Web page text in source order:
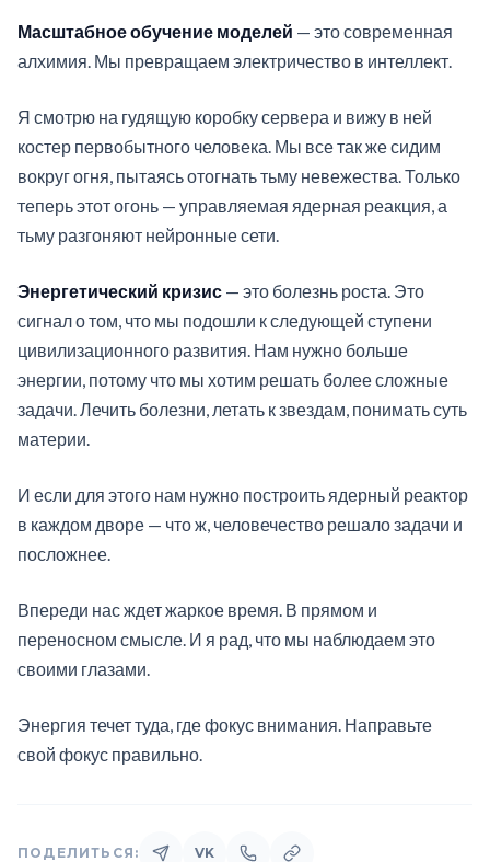
Масштабное обучение моделей — это современная
алхимия. Мы превращаем электричество в интеллект.
Я смотрю на гудящую коробку сервера и вижу в ней
костер первобытного человека. Мы все так же сидим
вокруг огня, пытаясь отогнать тьму невежества. Только
теперь этот огонь — управляемая ядерная реакция, а
тьму разгоняют нейронные сети.
Энергетический кризис — это болезнь роста. Это
сигнал о том, что мы подошли к следующей ступени
цивилизационного развития. Нам нужно больше
энергии, потому что мы хотим решать более сложные
задачи. Лечить болезни, летать к звездам, понимать суть
материи.
И если для этого нам нужно построить ядерный реактор
в каждом дворе — что ж, человечество решало задачи и
посложнее.
Впереди нас ждет жаркое время. В прямом и
переносном смысле. И я рад, что мы наблюдаем это
своими глазами.
Энергия течет туда, где фокус внимания. Направьте
свой фокус правильно.
ПОДЕЛИТЬСЯ: VK